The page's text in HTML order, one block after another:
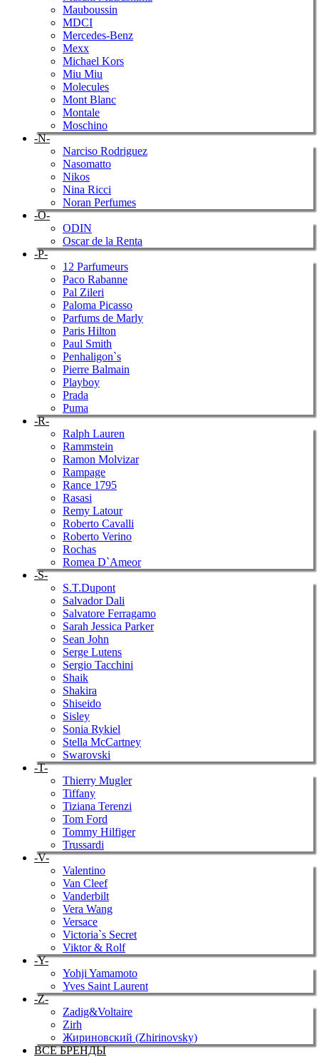
Mauboussin
MDCI
Mercedes-Benz
Mexx
Michael Kors
Miu Miu
Molecules
Mont Blanc
Montale
Moschino
-N-
Narciso Rodriguez
Nasomatto
Nikos
Nina Ricci
Noran Perfumes
-O-
ODIN
Oscar de la Renta
-P-
12 Parfumeurs
Paco Rabanne
Pal Zileri
Paloma Picasso
Parfums de Marly
Paris Hilton
Paul Smith
Penhaligon`s
Pierre Balmain
Playboy
Prada
Puma
-R-
Ralph Lauren
Rammstein
Ramon Molvizar
Rampage
Rance 1795
Rasasi
Remy Latour
Roberto Cavalli
Roberto Verino
Rochas
Romea D`Ameor
-S-
S.T.Dupont
Salvador Dali
Salvatore Ferragamo
Sarah Jessica Parker
Sean John
Serge Lutens
Sergio Tacchini
Shaik
Shakira
Shiseido
Sisley
Sonia Rykiel
Stella McCartney
Swarovski
-T-
Thierry Mugler
Tiffany
Tiziana Terenzi
Tom Ford
Tommy Hilfiger
Trussardi
-V-
Valentino
Van Cleef
Vanderbilt
Vera Wang
Versace
Victoria`s Secret
Viktor & Rolf
-Y-
Yohji Yamamoto
Yves Saint Laurent
-Z-
Zadig&Voltaire
Zirh
Жириновский (Zhirinovsky)
ВСЕ БРЕНДЫ